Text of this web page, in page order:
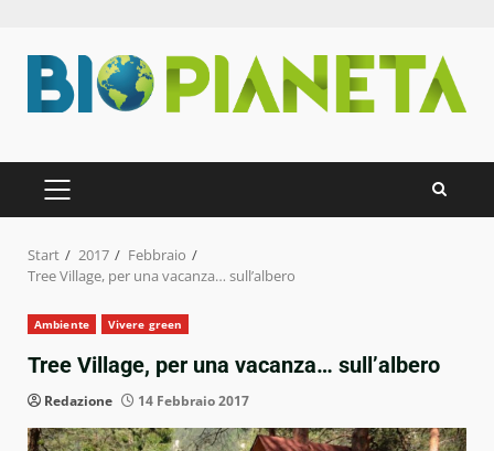
Inhalt
springen
PRIMÄRES
MENÜ
Start 2017
Febbraio
Tree Village, per una vacanza… sull’albero
Ambiente Vivere green
Tree Village, per una vacanza… sull’albero
Redazione 14 Febbraio 2017